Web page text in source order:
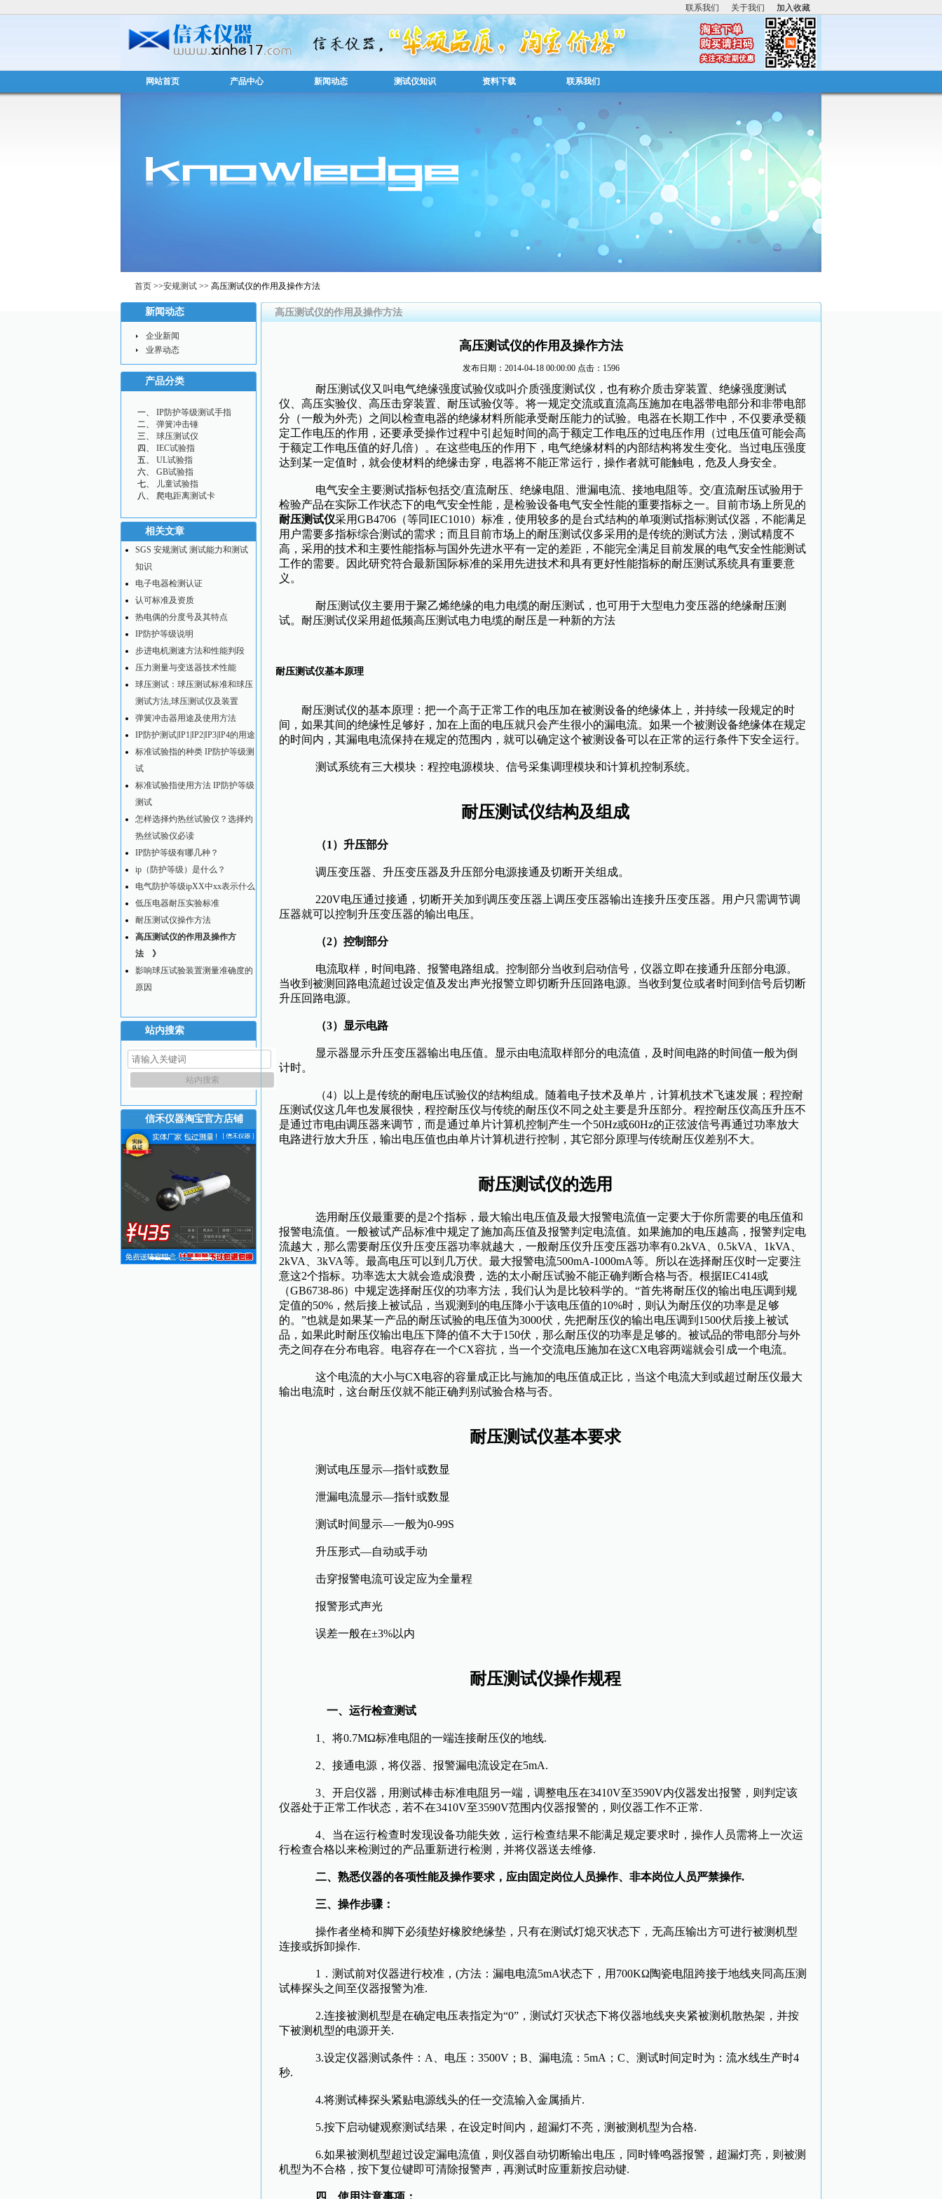
加入收藏
关于我们
联系我们
网站首页 产品中心 新闻动态 测试仪知识 资料下载 联系我们
首页 >>安规测试 >> 高压测试仪的作用及操作方法
新闻动态
企业新闻
业界动态
产品分类
IP防护等级测试手指
弹簧冲击锤
球压测试仪
IEC试验指
UL试验指
GB试验指
儿童试验指
爬电距离测试卡
相关文章
SGS 安规测试 测试能力和测试
知识
电子电器检测认证
认可标准及资质
热电偶的分度号及其特点
IP防护等级说明
步进电机测速方法和性能判段
压力测量与变送器技术性能
球压测试：球压测试标准和球压
测试方法,球压测试仪及装置
弹簧冲击器用途及使用方法
IP防护测试|IP1|IP2|IP3|IP4的用途
标准试验指的种类 IP防护等级测
试
标准试验指使用方法 IP防护等级
测试
怎样选择灼热丝试验仪？选择灼
热丝试验仪必读
IP防护等级有哪几种？
ip（防护等级）是什么？
电气防护等级ipXX中xx表示什么
低压电器耐压实验标准
耐压测试仪操作方法
高压测试仪的作用及操作方
法 》
影响球压试验装置测量准确度的
原因
站内搜索
信禾仪器淘宝官方店铺
高压测试仪的作用及操作方法
高压测试仪的作用及操作方法
发布日期：2014-04-18 00:00:00 点击：1596
耐压测试仪又叫电气绝缘强度试验仪或叫介质强度测试仪，也有称介质击穿装置、绝缘强度测试
仪、高压实验仪、高压击穿装置、耐压试验仪等。将一规定交流或直流高压施加在电器带电部分和非带电部
分（一般为外壳）之间以检查电器的绝缘材料所能承受耐压能力的试验。电器在长期工作中，不仅要承受额
定工作电压的作用，还要承受操作过程中引起短时间的高于额定工作电压的过电压作用（过电压值可能会高
于额定工作电压值的好几倍）。在这些电压的作用下，电气绝缘材料的内部结构将发生变化。当过电压强度
达到某一定值时，就会使材料的绝缘击穿，电器将不能正常运行，操作者就可能触电，危及人身安全。
电气安全主要测试指标包括交/直流耐压、绝缘电阻、泄漏电流、接地电阻等。交/直流耐压试验用于
检验产品在实际工作状态下的电气安全性能，是检验设备电气安全性能的重要指标之一。目前市场上所见的
耐压测试仪采用GB4706（等同IEC1010）标准，使用较多的是台式结构的单项测试指标测试仪器，不能满足
用户需要多指标综合测试的需求；而且目前市场上的耐压测试仪多采用的是传统的测试方法，测试精度不
高，采用的技术和主要性能指标与国外先进水平有一定的差距，不能完全满足目前发展的电气安全性能测试
工作的需要。因此研究符合最新国际标准的采用先进技术和具有更好性能指标的耐压测试系统具有重要意
义。
耐压测试仪主要用于聚乙烯绝缘的电力电缆的耐压测试，也可用于大型电力变压器的绝缘耐压测
试。耐压测试仪采用超低频高压测试电力电缆的耐压是一种新的方法
耐压测试仪基本原理
耐压测试仪的基本原理：把一个高于正常工作的电压加在被测设备的绝缘体上，并持续一段规定的时
间，如果其间的绝缘性足够好，加在上面的电压就只会产生很小的漏电流。如果一个被测设备绝缘体在规定
的时间内，其漏电电流保持在规定的范围内，就可以确定这个被测设备可以在正常的运行条件下安全运行。
测试系统有三大模块：程控电源模块、信号采集调理模块和计算机控制系统。
耐压测试仪结构及组成
（1）升压部分
调压变压器、升压变压器及升压部分电源接通及切断开关组成。
220V电压通过接通，切断开关加到调压变压器上调压变压器输出连接升压变压器。用户只需调节调
压器就可以控制升压变压器的输出电压。
（2）控制部分
电流取样，时间电路、报警电路组成。控制部分当收到启动信号，仪器立即在接通升压部分电源。
当收到被测回路电流超过设定值及发出声光报警立即切断升压回路电源。当收到复位或者时间到信号后切断
升压回路电源。
（3）显示电路
显示器显示升压变压器输出电压值。显示由电流取样部分的电流值，及时间电路的时间值一般为倒
计时。
（4）以上是传统的耐电压试验仪的结构组成。随着电子技术及单片，计算机技术飞速发展；程控耐
压测试仪这几年也发展很快，程控耐压仪与传统的耐压仪不同之处主要是升压部分。程控耐压仪高压升压不
是通过市电由调压器来调节，而是通过单片计算机控制产生一个50Hz或60Hz的正弦波信号再通过功率放大
电路进行放大升压，输出电压值也由单片计算机进行控制，其它部分原理与传统耐压仪差别不大。
耐压测试仪的选用
选用耐压仪最重要的是2个指标，最大输出电压值及最大报警电流值一定要大于你所需要的电压值和
报警电流值。一般被试产品标准中规定了施加高压值及报警判定电流值。如果施加的电压越高，报警判定电
流越大，那么需要耐压仪升压变压器功率就越大，一般耐压仪升压变压器功率有0.2kVA、0.5kVA、1kVA、
2kVA、3kVA等。最高电压可以到几万伏。最大报警电流500mA-1000mA等。所以在选择耐压仪时一定要注
意这2个指标。功率选太大就会造成浪费，选的太小耐压试验不能正确判断合格与否。根据IEC414或
（GB6738-86）中规定选择耐压仪的功率方法，我们认为是比较科学的。“首先将耐压仪的输出电压调到规
定值的50%，然后接上被试品，当观测到的电压降小于该电压值的10%时，则认为耐压仪的功率是足够
的。”也就是如果某一产品的耐压试验的电压值为3000伏，先把耐压仪的输出电压调到1500伏后接上被试
品，如果此时耐压仪输出电压下降的值不大于150伏，那么耐压仪的功率是足够的。被试品的带电部分与外
壳之间存在分布电容。电容存在一个CX容抗，当一个交流电压施加在这CX电容两端就会引成一个电流。
这个电流的大小与CX电容的容量成正比与施加的电压值成正比，当这个电流大到或超过耐压仪最大
输出电流时，这台耐压仪就不能正确判别试验合格与否。
耐压测试仪基本要求
测试电压显示—指针或数显
泄漏电流显示—指针或数显
测试时间显示—一般为0-99S
升压形式—自动或手动
击穿报警电流可设定应为全量程
报警形式声光
误差一般在±3%以内
耐压测试仪操作规程
一、运行检查测试
1、将0.7MΩ标准电阻的一端连接耐压仪的地线.
2、接通电源，将仪器、报警漏电流设定在5mA.
3、开启仪器，用测试棒击标准电阻另一端，调整电压在3410V至3590V内仪器发出报警，则判定该
仪器处于正常工作状态，若不在3410V至3590V范围内仪器报警的，则仪器工作不正常.
4、当在运行检查时发现设备功能失效，运行检查结果不能满足规定要求时，操作人员需将上一次运
行检查合格以来检测过的产品重新进行检测，并将仪器送去维修.
二、熟悉仪器的各项性能及操作要求，应由固定岗位人员操作、非本岗位人员严禁操作.
三、操作步骤：
操作者坐椅和脚下必须垫好橡胶绝缘垫，只有在测试灯熄灭状态下，无高压输出方可进行被测机型
连接或拆卸操作.
1．测试前对仪器进行校准，(方法：漏电电流5mA状态下，用700KΩ陶瓷电阻跨接于地线夹同高压测
试棒探头之间至仪器报警为准.
2.连接被测机型是在确定电压表指定为“0”，测试灯灭状态下将仪器地线夹夹紧被测机散热架，并按
下被测机型的电源开关.
3.设定仪器测试条件：A、电压：3500V；B、漏电流：5mA；C、测试时间定时为：流水线生产时4
秒.
4.将测试棒探头紧贴电源线头的任一交流输入金属插片.
5.按下启动键观察测试结果，在设定时间内，超漏灯不亮，测被测机型为合格.
6.如果被测机型超过设定漏电流值，则仪器自动切断输出电压，同时锋鸣器报警，超漏灯亮，则被测
机型为不合格，按下复位键即可清除报警声，再测试时应重新按启动键.